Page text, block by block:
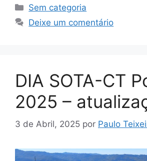
Categorias
Sem categoria
Deixe um comentário
DIA SOTA-CT
2025 –
3 de Abril, 2025 por Paulo